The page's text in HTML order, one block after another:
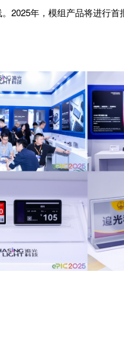
2025年，模组产品将进行